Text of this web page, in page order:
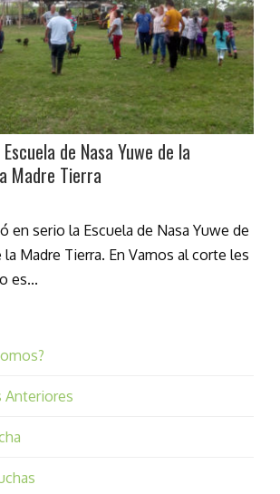
de Nasa Yuwe de la
Madre Tierra
en serio la Escuela de Nasa Yuwe de
Madre Tierra. En Vamos al corte les
es...
Anteriores